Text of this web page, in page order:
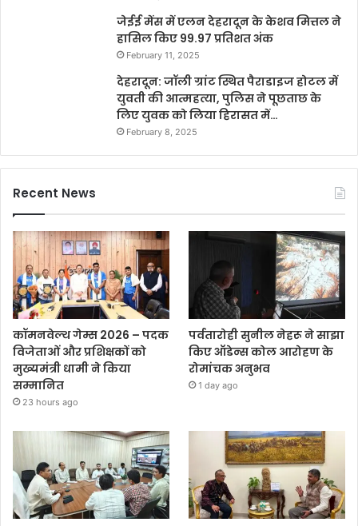
जेईई मेंस में एलन देहरादून के केशव मित्तल ने
हासिल किए 99.97 प्रतिशत अंक
February 11, 2025
देहरादून: जॉली ग्रांट स्थित पैराडाइज होटल में
युवती की आत्महत्या, पुलिस ने पूछताछ के
लिए युवक को लिया हिरासत में…
February 8, 2025
Recent News
कॉमनवेल्थ गेम्स 2026 – पदक
विजेताओं और प्रशिक्षकों को
मुख्यमंत्री धामी ने किया
सम्मानित
23 hours ago
पर्वतारोही सुनील नेहरू ने साझा
किए ऑडेन्स कोल आरोहण के
रोमांचक अनुभव
1 day ago